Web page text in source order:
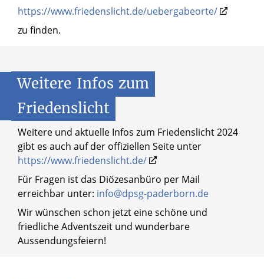
https://www.friedenslicht.de/uebergabeorte/
zu finden.
Weitere Infos zum
Friedenslicht
Weitere und aktuelle Infos zum Friedenslicht 2024
gibt es auch auf der offiziellen Seite unter
https://www.friedenslicht.de/
Für Fragen ist das Diözesanbüro per Mail
erreichbar unter: info@dpsg-paderborn.de
Wir wünschen schon jetzt eine schöne und
friedliche Adventszeit und wunderbare
Aussendungsfeiern!